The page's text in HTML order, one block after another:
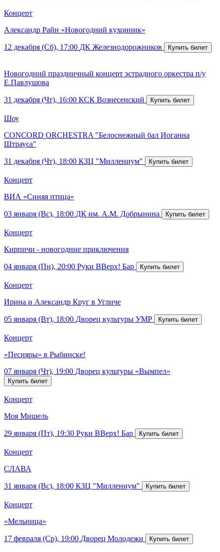
Концерт
Александр Райн «Новогодний кухонник»
12 декабря (Сб), 17:00 ДК Железнодорожников
Новогодний праздничный концерт эстрадного оркестра п/у
Е.Павлушова
31 декабря (Чт), 16:00 КСК Вознесенский
Шоу
CONCORD ORCHESTRA "Белоснежный бал Иоганна
Штрауса"
31 декабря (Чт), 18:00 КЗЦ "Миллениум"
Концерт
ВИА «Синяя птица»
03 января (Вс), 18:00 ДК им. А.М. Добрынина
Концерт
Кирпичи - новогодние приключения
04 января (Пн), 20:00 Руки ВВерх! Бар
Концерт
Ирина и Александр Круг в Угличе
05 января (Вт), 18:00 Дворец культуры УМР
Концерт
«Песняры» в Рыбинске!
07 января (Чт), 19:00 Дворец культуры «Вымпел»
Концерт
Моя Мишель
29 января (Пт), 19:30 Руки ВВерх! Бар
Концерт
СЛАВА
31 января (Вс), 18:00 КЗЦ "Миллениум"
Концерт
«Мельница»
17 февраля (Ср), 19:00 Дворец Молодежи